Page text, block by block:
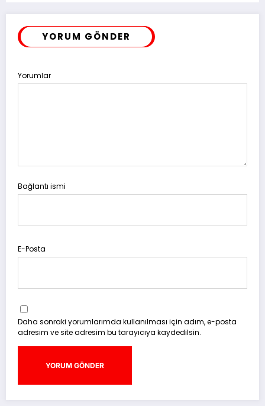
YORUM GÖNDER
Yorumlar
Bağlantı ismi
E-Posta
Daha sonraki yorumlarımda kullanılması için adım, e-posta
adresim ve site adresim bu tarayıcıya kaydedilsin.